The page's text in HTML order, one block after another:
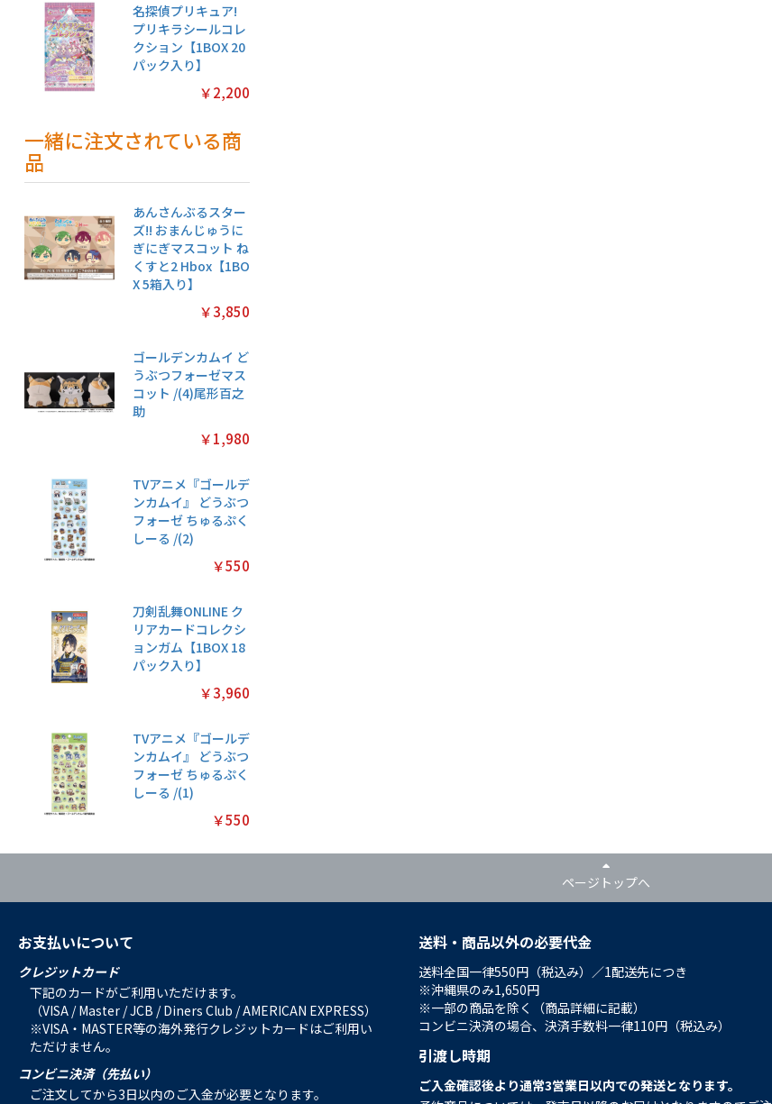
名探偵プリキュア!
プリキラシールコレ
クション【1BOX 20
パック入り】
￥2,200
一緒に注文されている商
品
あんさんぶるスター
ズ!! おまんじゅうに
ぎにぎマスコット ね
くすと2 Hbox【1BO
X 5箱入り】
￥3,850
ゴールデンカムイ ど
うぶつフォーゼマス
コット /(4)尾形百之
助
￥1,980
TVアニメ『ゴールデ
ンカムイ』 どうぶつ
フォーゼ ちゅるぷく
しーる /(2)
￥550
刀剣乱舞ONLINE ク
リアカードコレクシ
ョンガム【1BOX 18
パック入り】
￥3,960
TVアニメ『ゴールデ
ンカムイ』 どうぶつ
フォーゼ ちゅるぷく
しーる /(1)
￥550
ページトップへ
お支払いについて
クレジットカード
下記のカードがご利用いただけます。
（VISA / Master / JCB / Diners Club / AMERICAN EXPRESS）
※VISA・MASTER等の海外発行クレジットカードはご利用い
ただけません。
コンビニ決済（先払い）
ご注文してから3日以内のご入金が必要となります。
送料・商品以外の必要代金
送料全国一律550円（税込み）／1配送先につき
※沖縄県のみ1,650円
※一部の商品を除く（商品詳細に記載）
コンビニ決済の場合、決済手数料一律110円（税込み）
引渡し時期
ご入金確認後より通常3営業日以内での発送となります。